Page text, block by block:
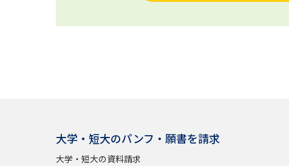
大学・短大のパンフ・願書を請求
大学・短大の資料請求